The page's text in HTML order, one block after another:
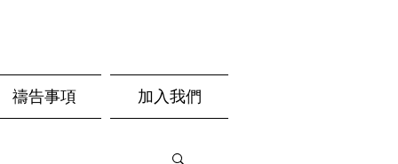
禱告事項 加入我們